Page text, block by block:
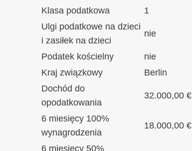
Klasa podatkowa
1
Ulgi podatkowe na dzieci
i zasiłek na dzieci
nie
Podatek kościelny
nie
Kraj związkowy
Berlin
Dochód do
opodatkowania
32.000,00 €
6 miesięcy 100%
wynagrodzenia
18.000,00 €
6 miesięcy 50%